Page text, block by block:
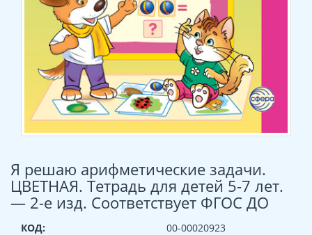
Я решаю арифметические задачи.
ЦВЕТНАЯ. Тетрадь для детей 5-7 лет.
— 2-е изд. Соответствует ФГОС ДО
КОД:
00-00020923